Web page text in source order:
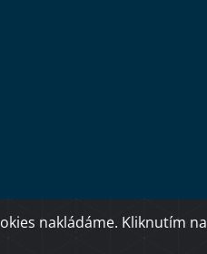
Ministerstvo dopravy ČR
nakládáme. Kliknutím na